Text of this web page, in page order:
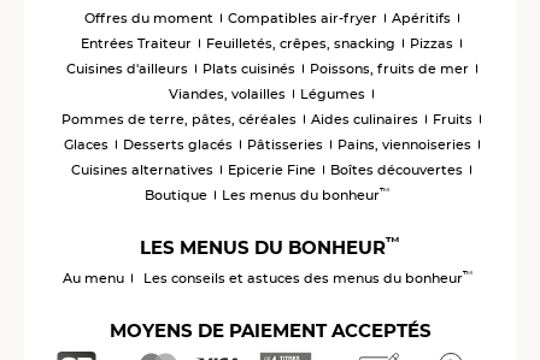
Offres du moment Compatibles air-fryer
Apéritifs
Entrées Traiteur
Feuilletés, crêpes, snacking
Pizzas
Cuisines d'ailleurs
Plats cuisinés
Poissons, fruits de mer
Viandes, volailles
Légumes
Pommes de terre, pâtes, céréales
Aides culinaires
Fruits
Glaces
Desserts glacés Pâtisseries
Pains, viennoiseries
Cuisines alternatives
Epicerie Fine
Boîtes découvertes
Boutique
Les menus du bonheur™
LES MENUS DU BONHEUR™
Au menu Les conseils et astuces des menus du bonheur™
MOYENS DE PAIEMENT ACCEPTÉS